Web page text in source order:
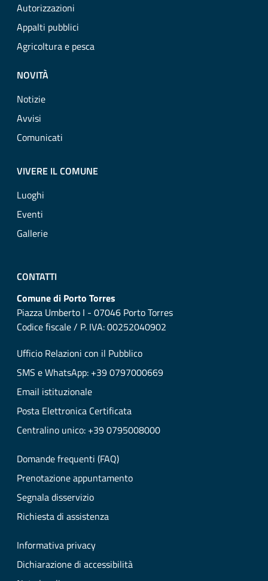
Autorizzazioni
Appalti pubblici
Agricoltura e pesca
NOVITÀ
Notizie
Avvisi
Comunicati
VIVERE IL COMUNE
Luoghi
Eventi
Gallerie
CONTATTI
Comune di Porto Torres
Piazza Umberto I - 07046 Porto Torres
Codice fiscale / P. IVA: 00252040902
Ufficio Relazioni con il Pubblico
SMS e WhatsApp: +39 0797000669
Email istituzionale
Posta Elettronica Certificata
Centralino unico: +39 0795008000
Domande frequenti (FAQ)
Prenotazione appuntamento
Segnala disservizio
Richiesta di assistenza
Informativa privacy
Dichiarazione di accessibilità